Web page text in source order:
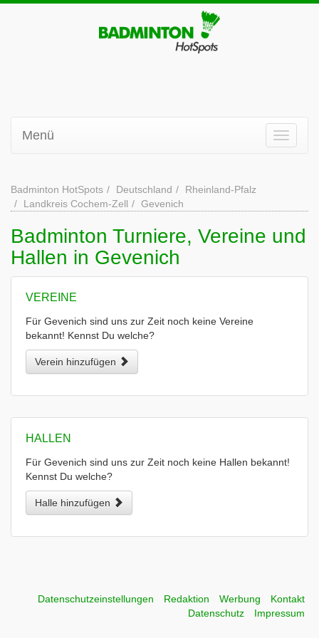
Menü
Badminton HotSpots Deutschland
Rheinland-Pfalz
Landkreis Cochem-Zell
Gevenich
Badminton Turniere, Vereine und
Hallen in Gevenich
VEREINE
Für Gevenich sind uns zur Zeit noch keine Vereine
bekannt! Kennst Du welche?
Verein hinzufügen
HALLEN
Für Gevenich sind uns zur Zeit noch keine Hallen bekannt!
Kennst Du welche?
Halle hinzufügen
Datenschutzeinstellungen Redaktion Werbung
Kontakt
Datenschutz
Impressum